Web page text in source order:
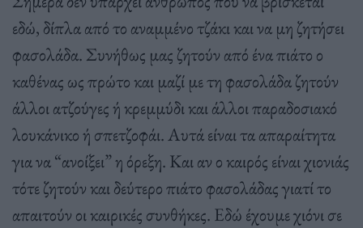
εδώ, δίπλα από το αναμμένο τζάκι και να μη ζητήσει
φασολάδα. Συνήθως μας ζητούν από ένα πιάτο ο
καθένας ως πρώτο και μαζί με τη φασολάδα ζητούν
άλλοι ατζούγες ή κρεμμύδι και άλλοι παραδοσιακό
λουκάνικο ή σπετζοφάι. Αυτά είναι τα απαραίτητα
για να “ανοίξει” η όρεξη. Και αν ο καιρός είναι χιονιάς
τότε ζητούν και δεύτερο πιάτο φασολάδας γιατί το
απαιτούν οι καιρικές συνθήκες. Εδώ έχουμε χιόνι σε